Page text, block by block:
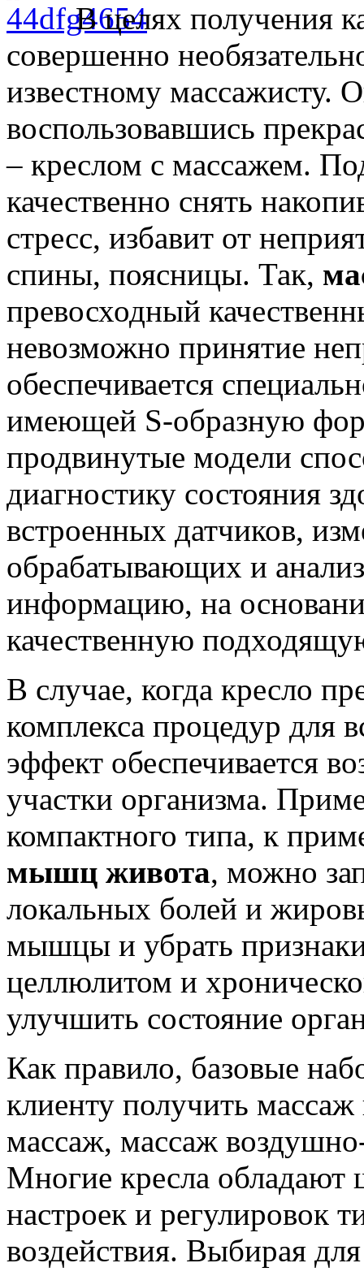
В целях получения
совершенно
известному массажисту.
воспользовавшись
– креслом с массажем.
качественно снять
стресс, избавит от
спины, поясницы. Так,
превосходный
невозможно принятие
обеспечивается
имеющей S-образную
продвинутые модели
диагностику состояния
встроенных датчиков,
обрабатывающих и
информацию, на
качественную
В случае, когда кресло
комплекса процедур для
эффект обеспечивается
участки организма.
компактного типа, к
мышц живота, можно
локальных болей и
мышцы и убрать
целлюлитом и
улучшить состояние
Как правило, базовые
клиенту получить
массаж, массаж
Многие кресла
настроек и регулировок
воздействия. Выбирая